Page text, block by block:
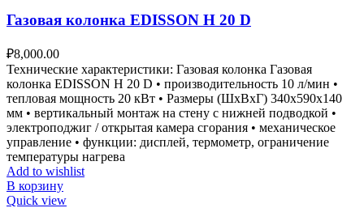
Газовая колонка EDISSON H 20 D
₽8,000.00
Технические характеристики: Газовая колонка Газовая
колонка EDISSON H 20 D • производительность 10 л/мин •
тепловая мощность 20 кВт • Размеры (ШxВxГ) 340x590x140
мм • вертикальный монтаж на стену с нижней подводкой •
электроподжиг / открытая камера сгорания • механическое
управление • функции: дисплей, термометр, ограничение
температуры нагрева
Add to wishlist
В корзину
Quick view